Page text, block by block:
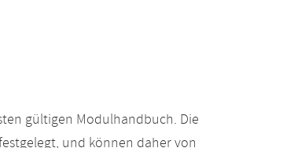
gültigen Modulhandbuch. Die
und können daher von